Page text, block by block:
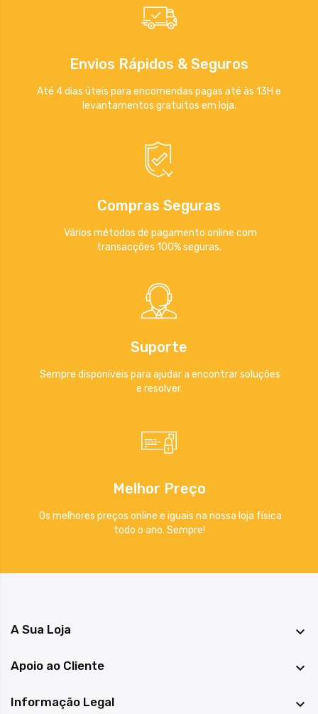
Envios Rápidos & Seguros
Até 4 dias úteis para encomendas pagas até às 13H e
levantamentos gratuitos em loja.
Compras Seguras
Vários métodos de pagamento online com
transacções 100% seguras.
Suporte
Sempre disponíveis para ajudar a encontrar soluções
e resolver.
Melhor Preço
Os melhores preços online e iguais na nossa loja física
todo o ano. Sempre!
A Sua Loja 
Apoio ao Cliente 
Informação Legal 